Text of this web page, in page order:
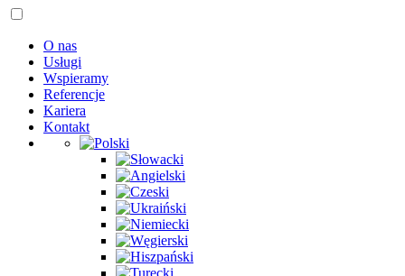
O nas
Usługi
Wspieramy
Referencje
Kariera
Kontakt